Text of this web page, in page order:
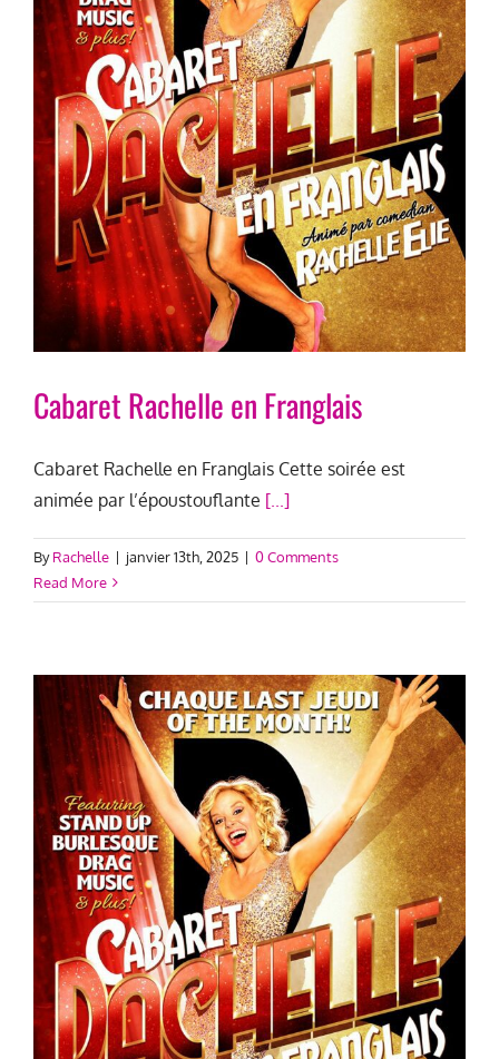
Cabaret Rachelle en Franglais
Cabaret Rachelle en Franglais Cette soirée est
animée par l’époustouflante [...]
ByRachelle | janvier 13th, 2025 | 0 Comments
Read More